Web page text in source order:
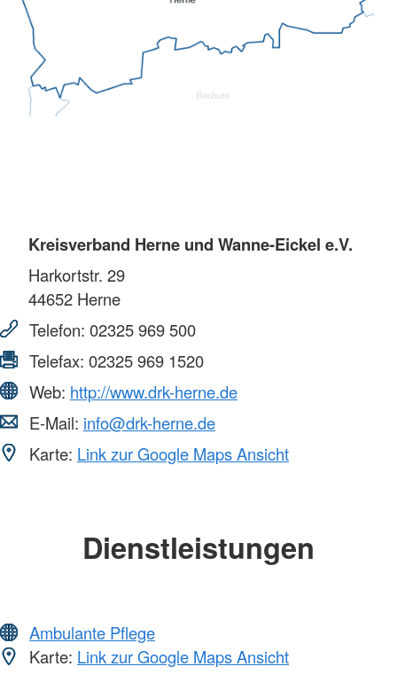
Kreisverband Herne und Wanne-Eickel e.V.
Harkortstr. 29
44652 Herne
Telefon: 02325 969 500
Telefax: 02325 969 1520
Web: http://www.drk-herne.de
E-Mail: info@drk-herne.de
Karte: Link zur Google Maps Ansicht
Dienstleistungen
Ambulante Pflege
Karte: Link zur Google Maps Ansicht